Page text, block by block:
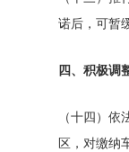
诺后，可暂
四、积极调
（十四）依
区，对缴纳